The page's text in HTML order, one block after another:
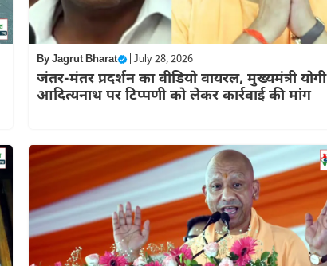
ByJagrut Bharat | July 28, 2026
जंतर-मंतर प्रदर्शन का वीडियो वायरल, मुख्यमंत्री योगी
आदित्यनाथ पर टिप्पणी को लेकर कार्रवाई की मांग